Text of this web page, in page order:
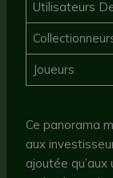
Utilisateurs
Joueurs
Ce panorama
aux
ajoutée